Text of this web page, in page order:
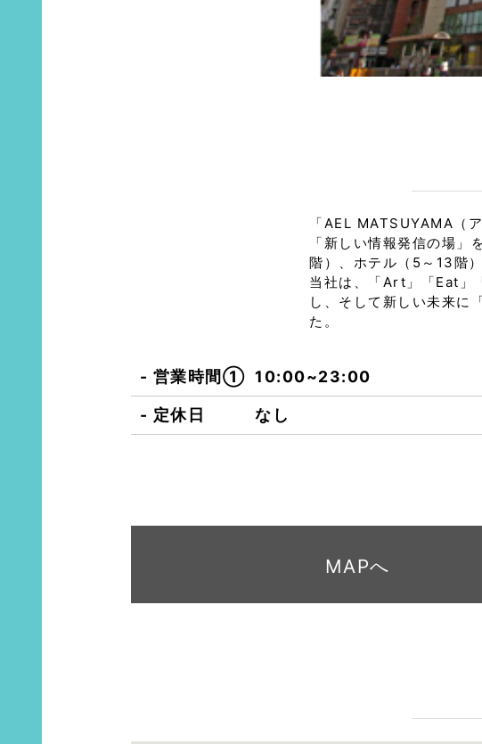
「AEL MATSUYAMA（
「新しい情報発信の場
階）、ホテル（5～13階
当社は、「Art」「Eat」
し、そして新しい未来に
た。
営業時間① 10:00~23:00
定休日 なし
MAPへ